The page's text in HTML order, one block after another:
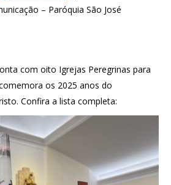
– Paróquia São José
com oito Igrejas Peregrinas para
os 2025 anos do
Confira a lista completa: